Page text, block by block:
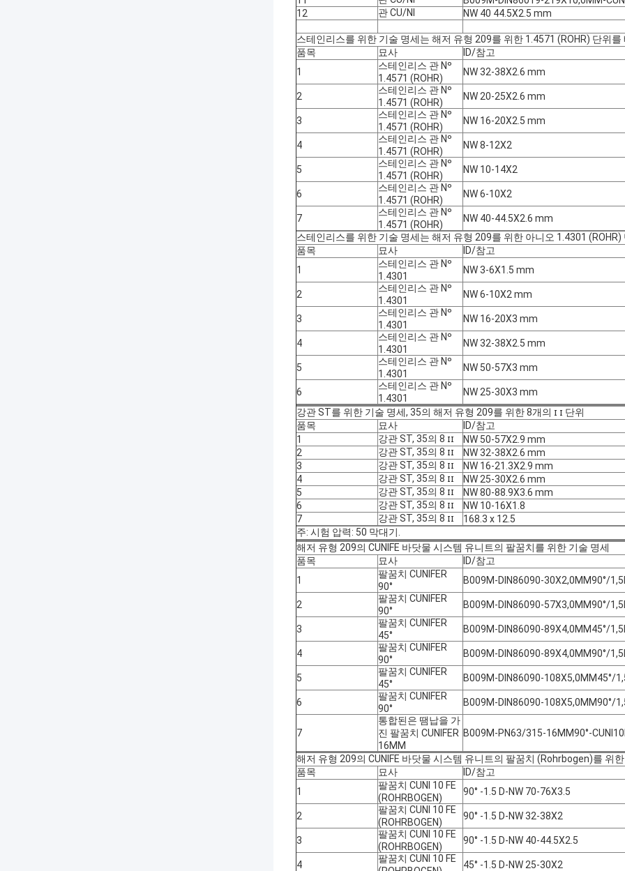
12
관 CU/NI NW 40 44.5X2.5 mm
스테인리스를 위한 기술 명세는 해저 유형 209를 위한 1.4571 (ROHR) 단위를
품목
묘사 ID/참고
1
스테인리스 관 Nº
1.4571 (ROHR)
NW 32-38X2.6 mm
2
스테인리스 관 Nº
1.4571 (ROHR)
NW 20-25X2.6 mm
3
스테인리스 관 Nº
1.4571 (ROHR)
NW 16-20X2.5 mm
4
스테인리스 관 Nº
1.4571 (ROHR)
NW 8-12X2
5
스테인리스 관 Nº
1.4571 (ROHR)
NW 10-14X2
6
스테인리스 관 Nº
1.4571 (ROHR)
NW 6-10X2
7
스테인리스 관 Nº
1.4571 (ROHR)
NW 40-44.5X2.6 mm
스테인리스를 위한 기술 명세는 해저 유형 209를 위한 아니오 1.4301
품목
묘사 ID/참고
1
스테인리스 관 Nº
1.4301
NW 3-6X1.5 mm
2
스테인리스 관 Nº
1.4301
NW 6-10X2 mm
3
스테인리스 관 Nº
1.4301
NW 16-20X3 mm
4
스테인리스 관 Nº
1.4301
NW 32-38X2.5 mm
5
스테인리스 관 Nº
1.4301
NW 50-57X3 mm
6
스테인리스 관 Nº
1.4301
NW 25-30X3 mm
강관 ST를 위한 기술 명세, 35의 해저 유형 209를 위한 8개의 ɪ ɪ 단위
품목
묘사 ID/참고
1
강관 ST, 35의 8 ɪɪ NW 50-57X2.9 mm
2
강관 ST, 35의 8 ɪɪ NW 32-38X2.6 mm
3
강관 ST, 35의 8 ɪɪ NW 16-21.3X2.9 mm
4
강관 ST, 35의 8 ɪɪ NW 25-30X2.6 mm
5
강관 ST, 35의 8 ɪɪ NW 80-88.9X3.6 mm
6
강관 ST, 35의 8 ɪɪ NW 10-16X1.8
7
강관 ST, 35의 8 ɪɪ 168.3 x 12.5
주: 시험 압력: 50 막대기.
해저 유형 209의 CUNIFE 바닷물 시스템 유니트의 팔꿈치를 위한 기술 명세
품목
묘사 ID/참고
1
팔꿈치 CUNIFER
90°
B009M-DIN86090-30X2,0MM90°/
2
팔꿈치 CUNIFER
90°
B009M-DIN86090-57X3,0MM90°/
3
팔꿈치 CUNIFER
45°
B009M-DIN86090-89X4,0MM45°/
4
팔꿈치 CUNIFER
90°
B009M-DIN86090-89X4,0MM90°/
5
팔꿈치 CUNIFER
45°
B009M-DIN86090-108X5,0MM45°/
6
팔꿈치 CUNIFER
90°
B009M-DIN86090-108X5,0MM90°/
7
통합된은 땜납을 가
진 팔꿈치 CUNIFER
16MM
B009M-PN63/315-16MM90°-
해저 유형 209의 CUNIFE 바닷물 시스템 유니트의 팔꿈치 (Rohrbogen)를 위
품목
묘사 ID/참고
1
팔꿈치 CUNI 10 FE
(ROHRBOGEN)
90° -1.5 D-NW 70-76X3.5
2
팔꿈치 CUNI 10 FE
(ROHRBOGEN)
90° -1.5 D-NW 32-38X2
3
팔꿈치 CUNI 10 FE
(ROHRBOGEN)
90° -1.5 D-NW 40-44.5X2.5
4
팔꿈치 CUNI 10 FE
45° -1.5 D-NW 25-30X2